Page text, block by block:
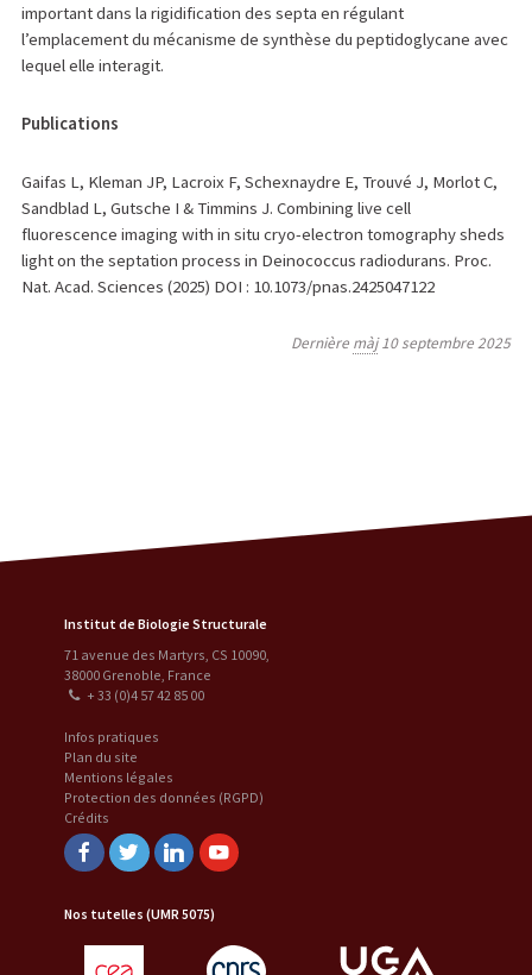
important dans la rigidification des septa en régulant
l’emplacement du mécanisme de synthèse du peptidoglycane avec
lequel elle interagit.
Publications
Gaifas L, Kleman JP, Lacroix F, Schexnaydre E, Trouvé J, Morlot C,
Sandblad L, Gutsche I & Timmins J. Combining live cell
fluorescence imaging with in situ cryo-electron tomography sheds
light on the septation process in Deinococcus radiodurans. Proc.
Nat. Acad. Sciences (2025) DOI : 10.1073/pnas.2425047122
Dernière màj10 septembre 2025
Institut de Biologie Structurale
71 avenue des Martyrs, CS 10090,
38000 Grenoble, France
+ 33 (0)4 57 42 85 00
Infos pratiques
Plan du site
Mentions légales
Protection des données (RGPD)
Crédits
Nos tutelles (UMR 5075)